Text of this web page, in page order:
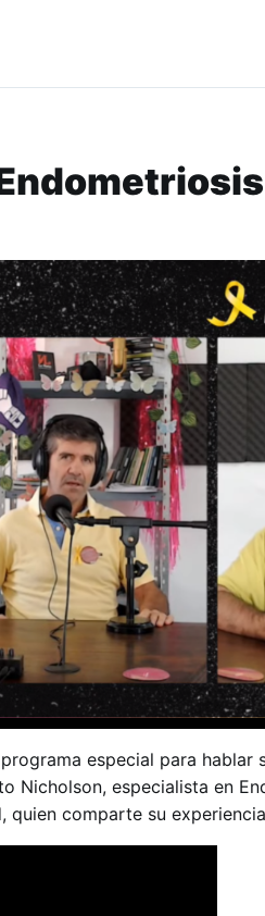
especial para hablar
Nicholson, especialista en
quien comparte su